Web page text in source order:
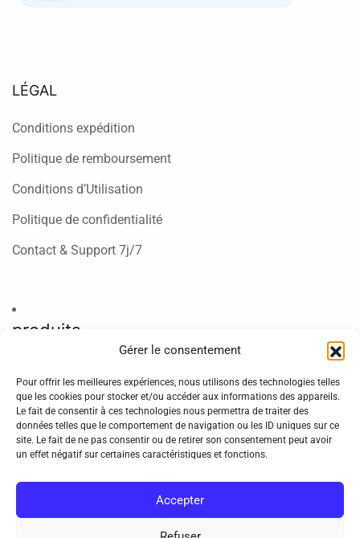
Gérer le consentement
Pour offrir les meilleures expériences, nous utilisons des technologies telles
que les cookies pour stocker et/ou accéder aux informations des appareils.
Le fait de consentir à ces technologies nous permettra de traiter des
données telles que le comportement de navigation ou les ID uniques sur ce
site. Le fait de ne pas consentir ou de retirer son consentement peut avoir
un effet négatif sur certaines caractéristiques et fonctions.
Accepter
LÉGAL
Conditions expédition
Politique de remboursement
Conditions d’Utilisation
Politique de confidentialité
Contact & Support 7j/7
produits
King365TV – 6 mois
King365TV – 12 mois
King365TV – 24 mois